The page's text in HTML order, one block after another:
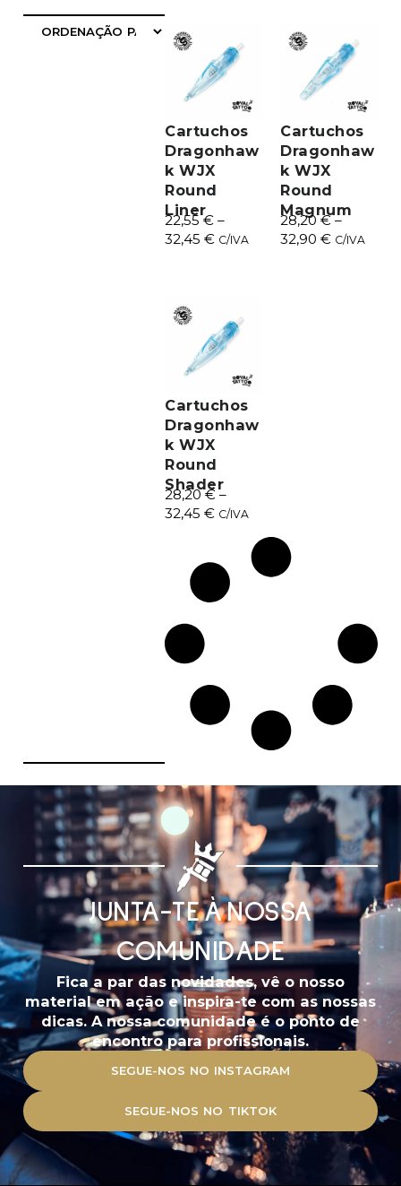
FILTRAR
Cartuchos
Dragonhaw
k WJX
Round
Liner
22,55€ –
32,45€ C/IVA
Cartuchos
Dragonhaw
k WJX
Round
Magnum
28,20€ –
32,90€ C/IVA
Cartuchos
Dragonhaw
k WJX
Round
Shader
28,20€ –
32,45€ C/IVA
JUNTA-TE À NOSSA
COMUNIDADE
Fica a par das novidades, vê o nosso
material em ação e inspira-te com as nossas
dicas. A nossa comunidade é o ponto de
encontro para profissionais.
SEGUE-NOS NO INSTAGRAM
SEGUE-NOS NO TIKTOK